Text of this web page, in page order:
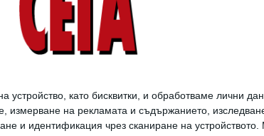
като бисквитки, и обработваме лични
на рекламата и съдържанието,
и идентификация чрез сканиране на
Украйна
към
етап за